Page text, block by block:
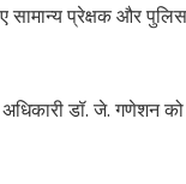
सामान्य प्रेक्षक और
डॉ. जे. गणेशन को